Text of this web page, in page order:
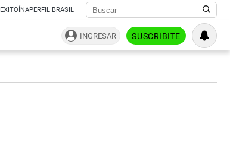
EXITOÍNAPERFIL BRASIL
INGRESAR SUSCRIBITE